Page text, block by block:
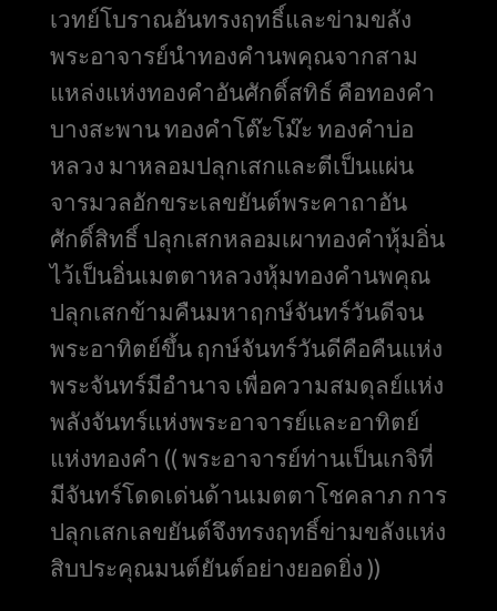
เวทย์โบราณอันทรงฤทธิ์และข่ามขลัง
พระอาจารย์นำทองคำนพคุณจากสาม
แหล่งแห่งทองคำอันศักดิ์สทิธ์ คือทองคำ
บางสะพาน ทองคำโต๊ะโม๊ะ ทองคำบ่อ
หลวง มาหลอมปลุกเสกและตีเป็นแผ่น
จารมวลอักขระเลขยันต์พระคาถาอัน
ศักดิ์สิทธิ์ ปลุกเสกหลอมเผาทองคำหุ้มอิ่น
ไว้เป็นอิ่นเมตตาหลวงหุ้มทองคำนพคุณ
ปลุกเสกข้ามคืนมหาฤกษ์จันทร์วันดีจน
พระอาทิตย์ขึ้น ฤกษ์จันทร์วันดีคือคืนแห่ง
พระจันทร์มีอำนาจ เพื่อความสมดุลย์แห่ง
พลังจันทร์แห่งพระอาจารย์และอาทิตย์
แห่งทองคำ (( พระอาจารย์ท่านเป็นเกจิที่
มีจันทร์โดดเด่นด้านเมตตาโชคลาภ การ
ปลุกเสกเลขยันต์จึงทรงฤทธิ์ข่ามขลังแห่ง
สิบประคุณมนต์ยันต์อย่างยอดยิ่ง ))